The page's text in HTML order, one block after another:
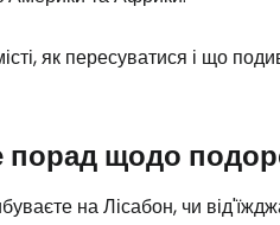
як пересуватися і що
щодо
на Лісабон, чи